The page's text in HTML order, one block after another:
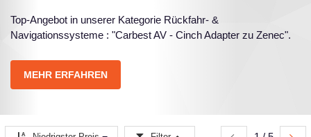
Top-Angebot in unserer Kategorie Rückfahr- &
Navigationssysteme : "Carbest AV - Cinch Adapter zu Zenec".
MEHR ERFAHREN